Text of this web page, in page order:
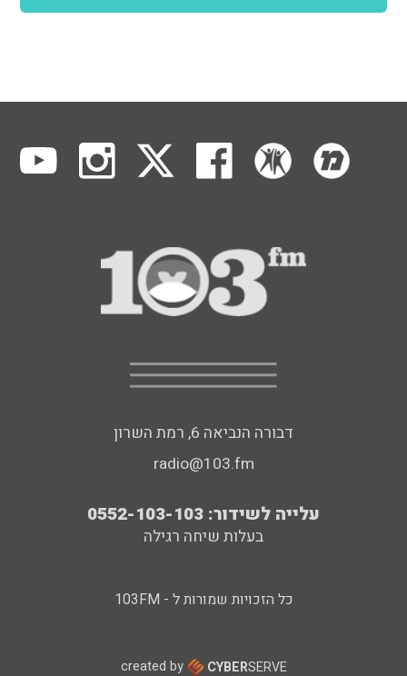
דבורה הנביאה 6, רמת השרון
radio@103.fm
עלייה לשידור: 0552-103-103
בעלות שיחה רגילה
כל הזכויות שמורות ל - 103FM
created by CYBERSERVE